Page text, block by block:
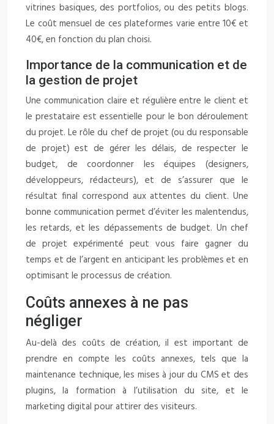
vitrines basiques, des portfolios, ou des petits blogs.
Le coût mensuel de ces plateformes varie entre 10€ et
40€, en fonction du plan choisi.
Importance de la communication et de
la gestion de projet
Une communication claire et régulière entre le client et
le prestataire est essentielle pour le bon déroulement
du projet. Le rôle du chef de projet (ou du responsable
de projet) est de gérer les délais, de respecter le
budget, de coordonner les équipes (designers,
développeurs, rédacteurs), et de s’assurer que le
résultat final correspond aux attentes du client. Une
bonne communication permet d’éviter les malentendus,
les retards, et les dépassements de budget. Un chef
de projet expérimenté peut vous faire gagner du
temps et de l’argent en anticipant les problèmes et en
optimisant le processus de création.
Coûts annexes à ne pas
négliger
Au-delà des coûts de création, il est important de
prendre en compte les coûts annexes, tels que la
maintenance technique, les mises à jour du CMS et des
plugins, la formation à l’utilisation du site, et le
marketing digital pour attirer des visiteurs.